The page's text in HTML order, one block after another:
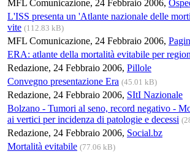
MFL Comunicazione, 24 Febbraio 2006,
L'ISS presenta un 'Atlante nazionale delle
vite (112.83 kB)
MFL Comunicazione, 24 Febbraio 2006,
ERA: atlante della mortalità evitabile per
Redazione, 24 Febbraio 2006, Pillole
Convegno presentazione Era (45.01 kB)
Redazione, 24 Febbraio 2006, SItI Nazionale
Bolzano - Tumori al seno, record negativo -
ai vertici per incidenza di patologie e decessi
Redazione, 24 Febbraio 2006, Social.bz
Mortalità evitabile (77.06 kB)